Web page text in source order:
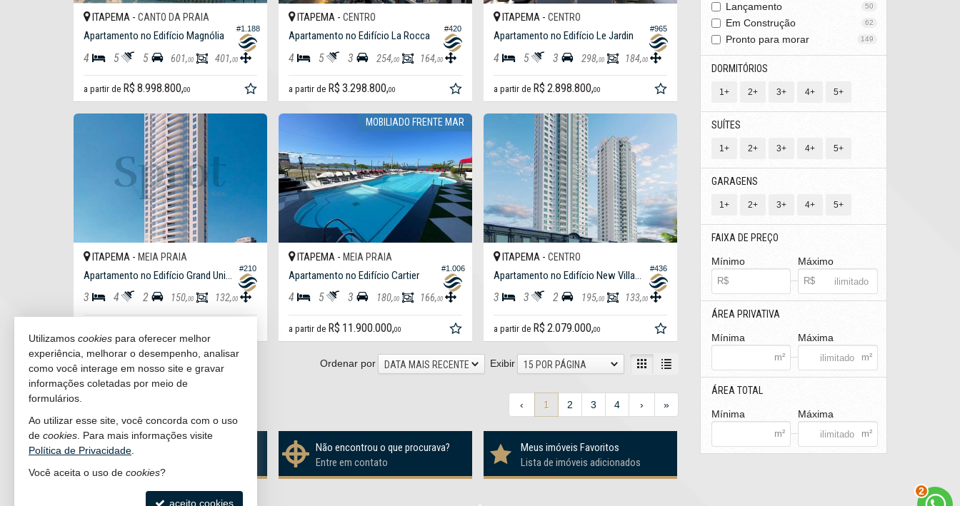
Lançamento
50
Em Construção 62
Pronto para morar 149
DORMITÓRIOS
1+ 2+ 3+ 4+ 5+
SUÍTES
1+ 2+ 3+ 4+ 5+
GARAGENS
1+ 2+ 3+ 4+ 5+
FAIXA DE PREÇO
Mínimo Máximo
ÁREA PRIVATIVA
Mínima Máxima
ÁREA TOTAL
Mínima Máxima
#1.188
ITAPEMA - CANTO DA PRAIA
Apartamento no Edifício Magnólia
4 5 5 601,00 401,00
a partir de R$ 8.998.800,00
#420
ITAPEMA -CENTRO
Apartamento no Edifício La Rocca
4 5 3 254,00 164,00
a partir de R$ 3.298.800,00
#965
ITAPEMA -CENTRO
Apartamento no Edifício Le Jardin
4 5 3 298,00 184,00
a partir de R$ 2.898.800,00
#210
ITAPEMA - MEIA PRAIA
3 4 2 150,00 132,00
MOBILIADO FRENTE MAR
#1.006
ITAPEMA -MEIA PRAIA
Apartamento no Edifício Cartier
4 5 3 180,00 166,00
a partir de R$ 11.900.000,00
#436
ITAPEMA -CENTRO
3 3 2 195,00 133,00
a partir de R$ 2.079.000,00
261 imóveis encontrados Exibir 15 POR PÁGINA
Ordenar por DATA MAIS RECENTE
‹ 1 2 3 4 › »
Quer vender seu imóvel?
Não encontrou o que procurava?
Entre em contato
Meus imóveis Favoritos
Lista de imóveis adicionados
2
Utilizamos cookies para oferecer melhor
experiência, melhorar o desempenho, analisar
como você interage em nosso site e gravar
informações coletadas por meio de
formulários.
Ao utilizar esse site, você concorda com o uso
de cookies . Para mais informações visite
Política de Privacidade
Você aceita o uso de cookies?
aceito cookies